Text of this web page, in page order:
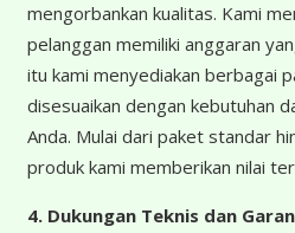
mengorbankan kualitas. Kami
pelanggan memiliki anggaran
itu kami menyediakan berbagai
disesuaikan dengan kebutuhan
Anda. Mulai dari paket standar
produk kami memberikan nilai
4. Dukungan Teknis dan